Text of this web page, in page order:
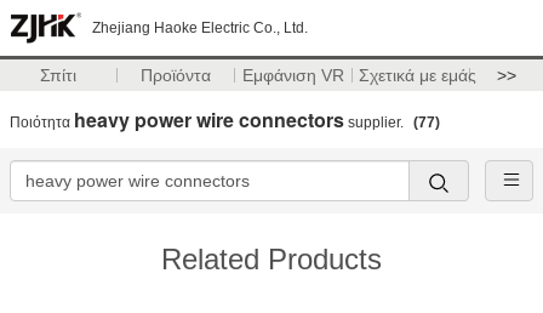
Zhejiang Haoke Electric Co., Ltd.
Σπίτι Προϊόντα Εμφάνιση VR Σχετικά με εμάς >>
Ποιότητα heavy power wire connectors supplier. (77)
Related Products